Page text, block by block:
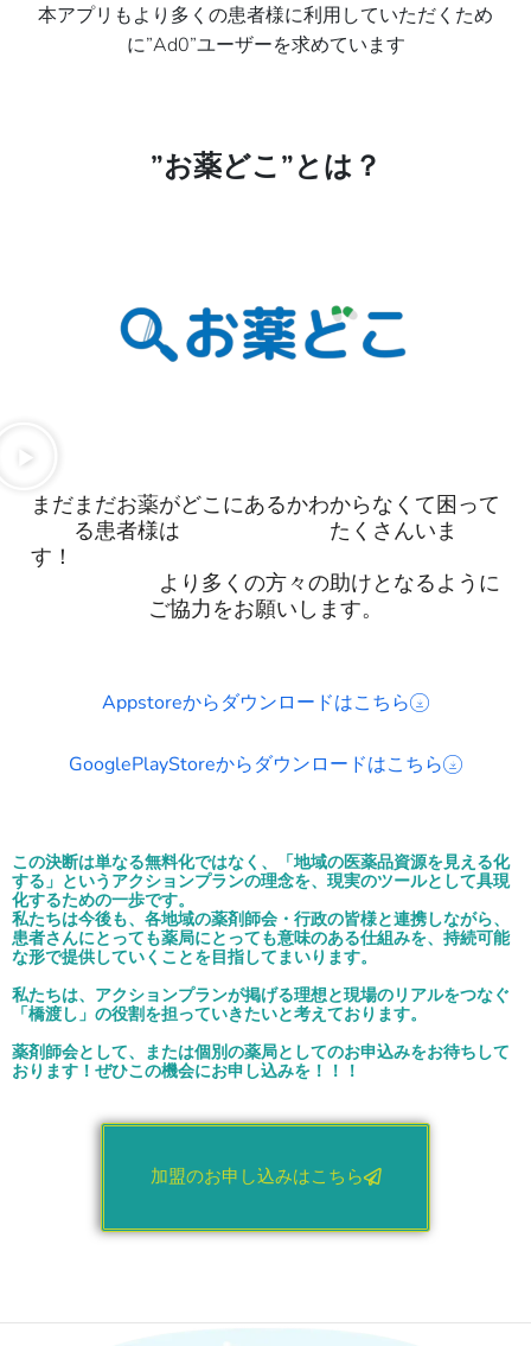
本アプリもより多くの患者様に利用していただくため
に”Ad0”ユーザーを求めています
”お薬どこ”とは？
まだまだお薬がどこにあるかわからなくて困って
る患者様は たくさんいま
す！
より多くの方々の助けとなるように
ご協力をお願いします。
Appstoreからダウンロードはこちら
GooglePlayStoreからダウンロードはこちら
この決断は単なる無料化ではなく、「地域の医薬品資源を見える化
する」というアクションプランの理念を、現実のツールとして具現
化するための一歩です。
私たちは今後も、各地域の薬剤師会・行政の皆様と連携しながら、
患者さんにとっても薬局にとっても意味のある仕組みを、持続可能
な形で提供していくことを目指してまいります。
私たちは、アクションプランが掲げる理想と現場のリアルをつなぐ
「橋渡し」の役割を担っていきたいと考えております。
薬剤師会として、または個別の薬局としてのお申込みをお待ちして
おります！ぜひこの機会にお申し込みを！！！
加盟のお申し込みはこちら